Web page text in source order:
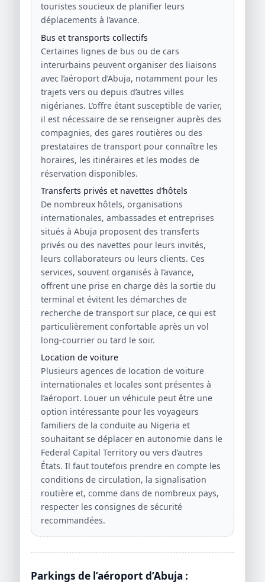
touristes soucieux de planifier leurs
déplacements à l’avance.
Bus et transports collectifs
Certaines lignes de bus ou de cars
interurbains peuvent organiser des liaisons
avec l’aéroport d’Abuja, notamment pour les
trajets vers ou depuis d’autres villes
nigérianes. L’offre étant susceptible de varier,
il est nécessaire de se renseigner auprès des
compagnies, des gares routières ou des
prestataires de transport pour connaître les
horaires, les itinéraires et les modes de
réservation disponibles.
Transferts privés et navettes d’hôtels
De nombreux hôtels, organisations
internationales, ambassades et entreprises
situés à Abuja proposent des transferts
privés ou des navettes pour leurs invités,
leurs collaborateurs ou leurs clients. Ces
services, souvent organisés à l’avance,
offrent une prise en charge dès la sortie du
terminal et évitent les démarches de
recherche de transport sur place, ce qui est
particulièrement confortable après un vol
long-courrier ou tard le soir.
Location de voiture
Plusieurs agences de location de voiture
internationales et locales sont présentes à
l’aéroport. Louer un véhicule peut être une
option intéressante pour les voyageurs
familiers de la conduite au Nigeria et
souhaitant se déplacer en autonomie dans le
Federal Capital Territory ou vers d’autres
États. Il faut toutefois prendre en compte les
conditions de circulation, la signalisation
routière et, comme dans de nombreux pays,
respecter les consignes de sécurité
recommandées.
Parkings de l’aéroport d’Abuja :